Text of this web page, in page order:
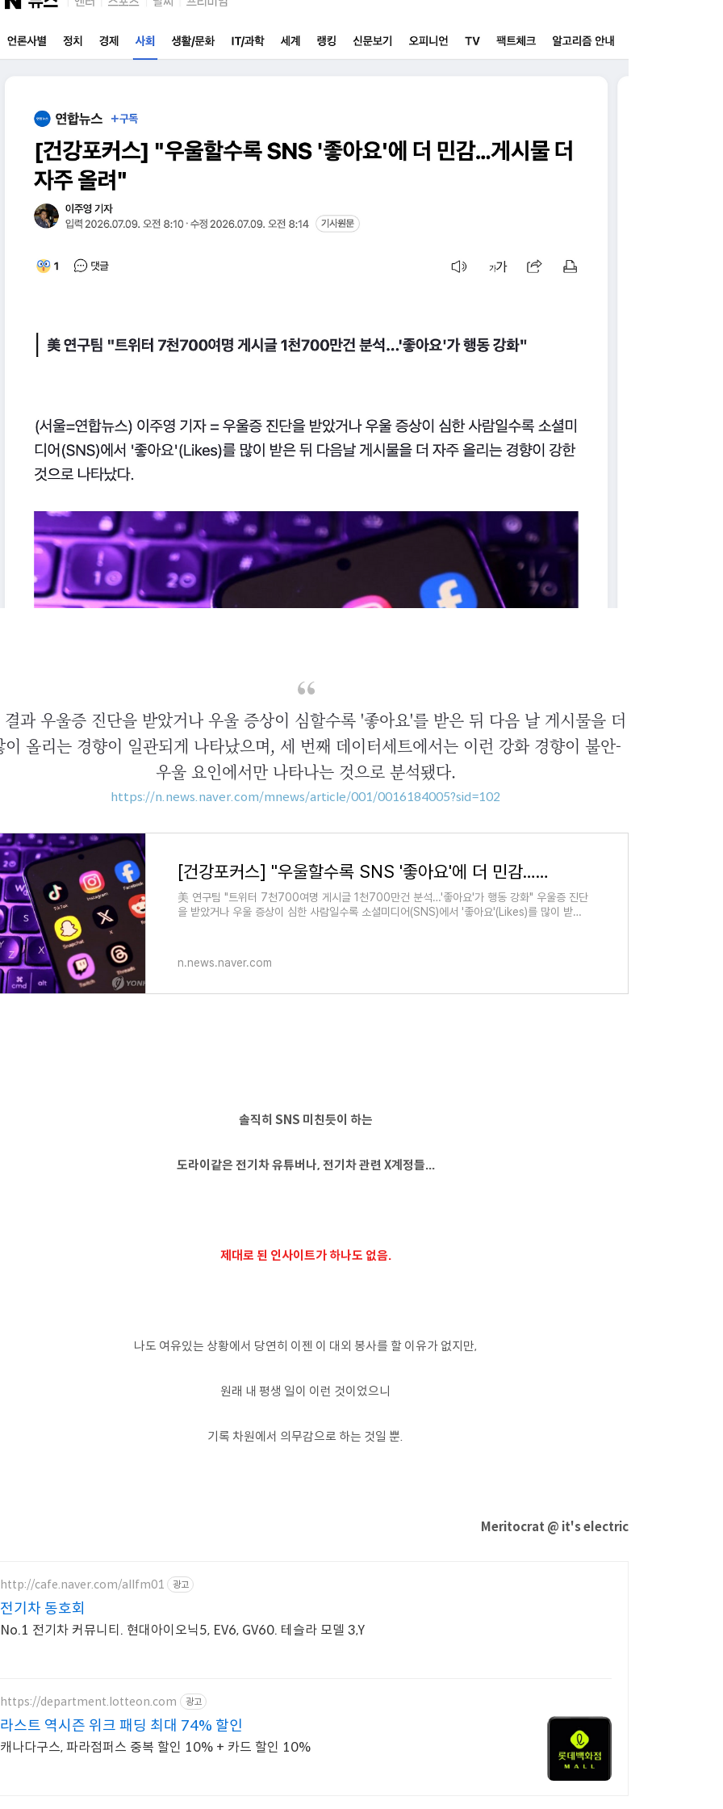
결과 우울증 진단을 받았거나 우울 증상이 심할수록 '좋아요'를 받은 뒤 다음 날 게시물을 더
이 올리는 경향이 일관되게 나타났으며, 세 번째 데이터세트에서는 이런 강화 경향이 불안-
우울 요인에서만 나타나는 것으로 분석됐다.
https://n.news.naver.com/mnews/article/001/0016184005?sid=102
[건강포커스] "우울할수록 SNS '좋아요'에 더 민감…게시물 더 자주 올려"
美 연구팀 "트위터 7천700여명 게시글 1천700만건 분석…'좋아요'가 행동 강화" 우울증 진단
을 받았거나 우울 증상이 심한 사람일수록 소셜미디어(SNS)에서 '좋아요'(Likes)를 많이 받은
n.news.naver.com
솔직히 SNS 미친듯이 하는
도라이같은 전기차 유튜버나, 전기차 관련 X계정들...
제대로 된 인사이트가 하나도 없음.
나도 여유있는 상황에서 당연히 이젠 이 대외 봉사를 할 이유가 없지만,
원래 내 평생 일이 이런 것이었으니
기록 차원에서 의무감으로 하는 것일 뿐.
Meritocrat @ it's electric
http://cafe.naver.com/allfm01 광고
전기차 동호회
No.1 전기차 커뮤니티. 현대아이오닉5, EV6, GV60. 테슬라 모델 3,Y
https://department.lotteon.com 광고
라스트 역시즌 위크 패딩 최대 74% 할인
캐나다구스, 파라점퍼스 중복 할인 10% + 카드 할인 10%